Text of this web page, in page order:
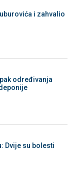
i zahvalio
određivanja
Dvije su bolesti